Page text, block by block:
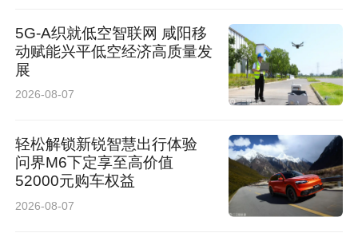
域“菜篮子”供应，成为带动乡村振兴、促进农民
增收的强劲引擎。
5G-A织就低空智联网 咸阳移
动赋能兴平低空经济高质量发
展
2026-08-07
轻松解锁新锐智慧出行体验
问界M6下定享至高价值
52000元购车权益
2026-08-07